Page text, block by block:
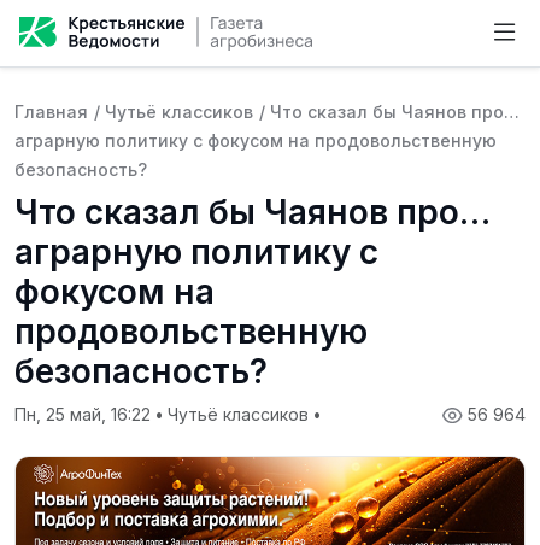
Главная / Чутьё классиков / Что сказал бы Чаянов про…
аграрную политику с фокусом на продовольственную
безопасность?
Что сказал бы Чаянов про…
аграрную политику с
фокусом на
продовольственную
безопасность?
56 964
Пн, 25 май, 16:22 • Чутьё классиков •